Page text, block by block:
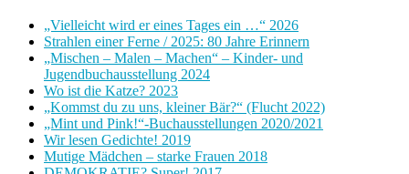
„Vielleicht wird er eines Tages ein …“ 2026
Strahlen einer Ferne / 2025: 80 Jahre Erinnern
„Mischen – Malen – Machen“ – Kinder- und
Jugendbuchausstellung 2024
Wo ist die Katze? 2023
„Kommst du zu uns, kleiner Bär?“ (Flucht 2022)
„Mint und Pink!“-Buchausstellungen 2020/2021
Wir lesen Gedichte! 2019
Mutige Mädchen – starke Frauen 2018